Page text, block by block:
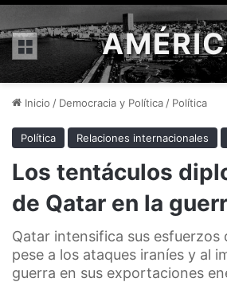
Menú
Inicio / Democracia y Política / Política
Política Relaciones internacionales
Los tentáculos
de Qatar en la
Qatar intensifica sus esfuerzos
pese a los ataques iraníes y al
guerra en sus exportaciones